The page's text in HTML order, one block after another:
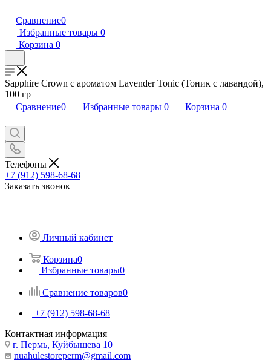
Сравнение0
Избранные товары 0
Корзина 0
Sapphire Crown с ароматом Lavender Tonic (Тоник с лавандой),
100 гр
Сравнение0 Избранные товары 0 Корзина 0
Телефоны
+7 (912) 598-68-68
Заказать звонок
Личный кабинет
Корзина0
Избранные товары0
Сравнение товаров0
+7 (912) 598-68-68
Контактная информация
г. Пермь, Куйбышева 10
nuahulestoreperm@gmail.com